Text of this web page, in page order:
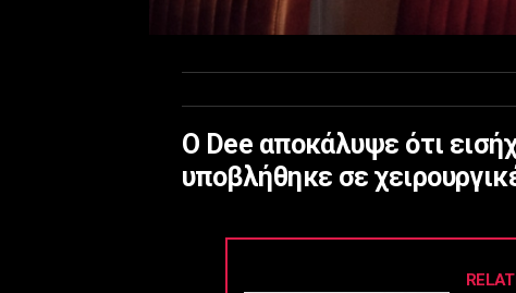
Ο Dee αποκάλυψε ότι
υποβλήθηκε σε